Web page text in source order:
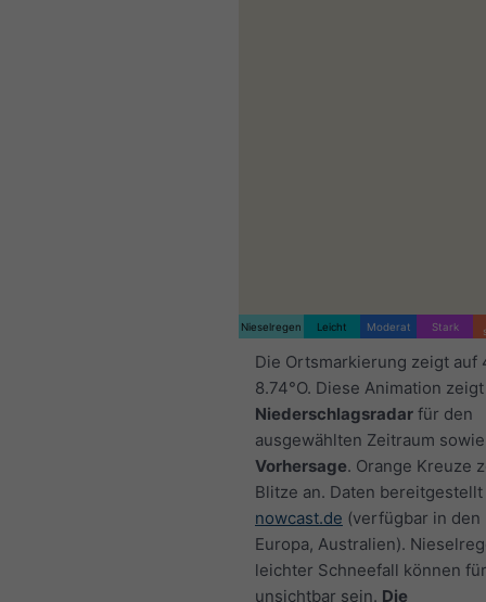
Nieselregen Leicht Moderat Stark
Die Ortsmarkierung zeigt auf
8.74°O. Diese Animation
Niederschlagsradar für den
ausgewählten Zeitraum
Vorhersage. Orange Kreuze
Blitze an. Daten
nowcast.de (verfügbar in den
Europa, Australien).
leichter Schneefall können
unsichtbar sein. Die